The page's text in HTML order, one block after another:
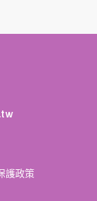
護政策